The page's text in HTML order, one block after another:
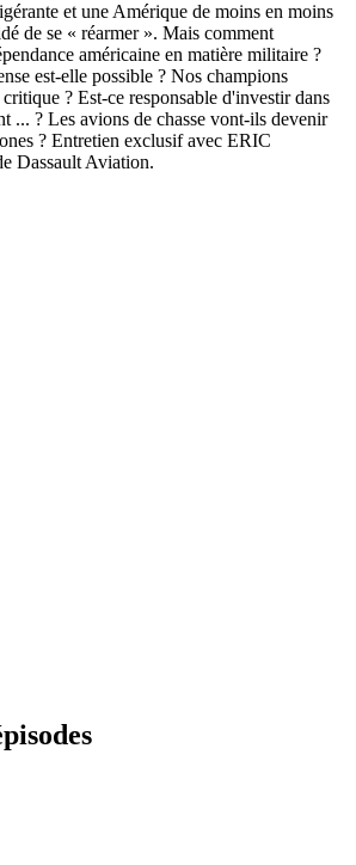
et une Amérique de moins en moins
de se « réarmer ». Mais comment
américaine en matière militaire ?
est-elle possible ? Nos champions
? Est-ce responsable d'investir dans
... ? Les avions de chasse vont-ils devenir
? Entretien exclusif avec ERIC
Dassault Aviation.